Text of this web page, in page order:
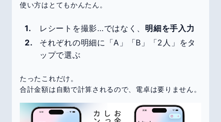
使い方はとてもかんたん。
レシートを撮影…ではなく、 明細を手入力
それぞれの明細に「A」「B」「2人」をタ
ップで選ぶ
たったこれだけ。
合計金額は自動で計算されるので、電卓は要りません。